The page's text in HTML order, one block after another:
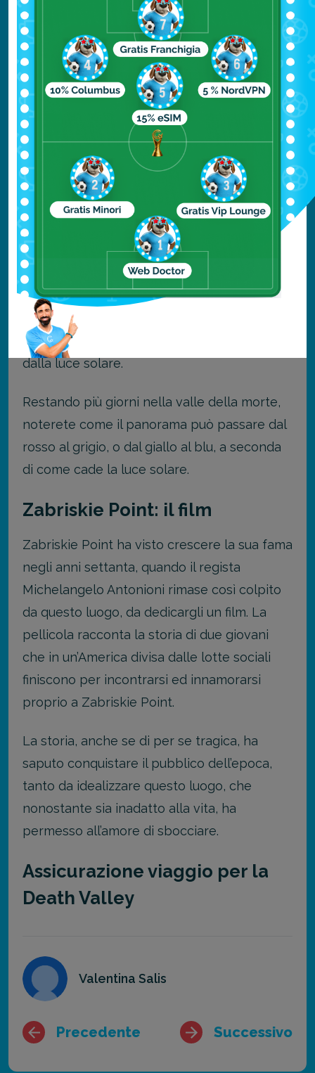
Questo luogo, come un po’ tutta la valle
della morte, è considerato un vero e proprio
paradiso per i fotografi, sicuramente uno dei
luoghi più belli del mondo da fotografare.
Qui si può ammirare la natura in tutta la sua
grandezza, e soprattutto si può toccare con
mano come è stata trasformata un’area a
seguito dei cambiamenti climatici avvenuti in
milioni di anni.
Ad attendervi troverete il letto di un antico
lago, il Furnace Creek, il cui fondale oggi
conserva fossili antichissimi. I solchi lasciati
nel terreno dal tempo, ha conferito all’area
un fascino unico, reso ancora più particolare
dalla luce solare.
Restando più giorni nella valle della morte,
noterete come il panorama può passare dal
rosso al grigio, o dal giallo al blu, a seconda
di come cade la luce solare.
Zabriskie Point: il film
Zabriskie Point ha visto crescere la sua fama
negli anni settanta, quando il regista
Michelangelo Antonioni rimase così colpito
da questo luogo, da dedicargli un film. La
pellicola racconta la storia di due giovani
che in un’America divisa dalle lotte sociali
finiscono per incontrarsi ed innamorarsi
proprio a Zabriskie Point.
La storia, anche se di per se tragica, ha
saputo conquistare il pubblico dell’epoca,
tanto da idealizzare questo luogo, che
nonostante sia inadatto alla vita, ha
permesso all’amore di sbocciare.
Assicurazione viaggio per la
Death Valley
Valentina Salis
Precedente Successivo